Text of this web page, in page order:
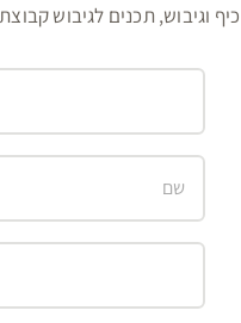
כיף וגיבוש, תכנים לגיבוש